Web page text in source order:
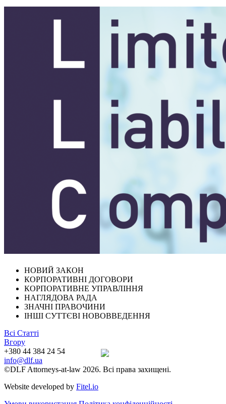
НОВИЙ ЗАКОН
КОРПОРАТИВНІ ДОГОВОРИ
КОРПОРАТИВНЕ УПРАВЛІННЯ
НАГЛЯДОВА РАДА
ЗНАЧНІ ПРАВОЧИНИ
ІНШІ СУТТЄВІ НОВОВВЕДЕННЯ
Всі Статті
Вгору
+380 44 384 24 54
info@dlf.ua
©DLF Attorneys-at-law 2026. Всі права захищені.
Website developed by Fitel.io